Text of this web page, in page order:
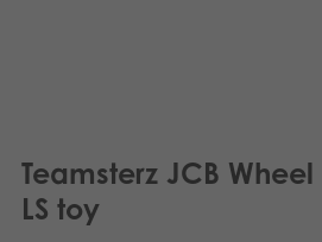
Legetøj
Media
Teamsterz JCB
LS toy